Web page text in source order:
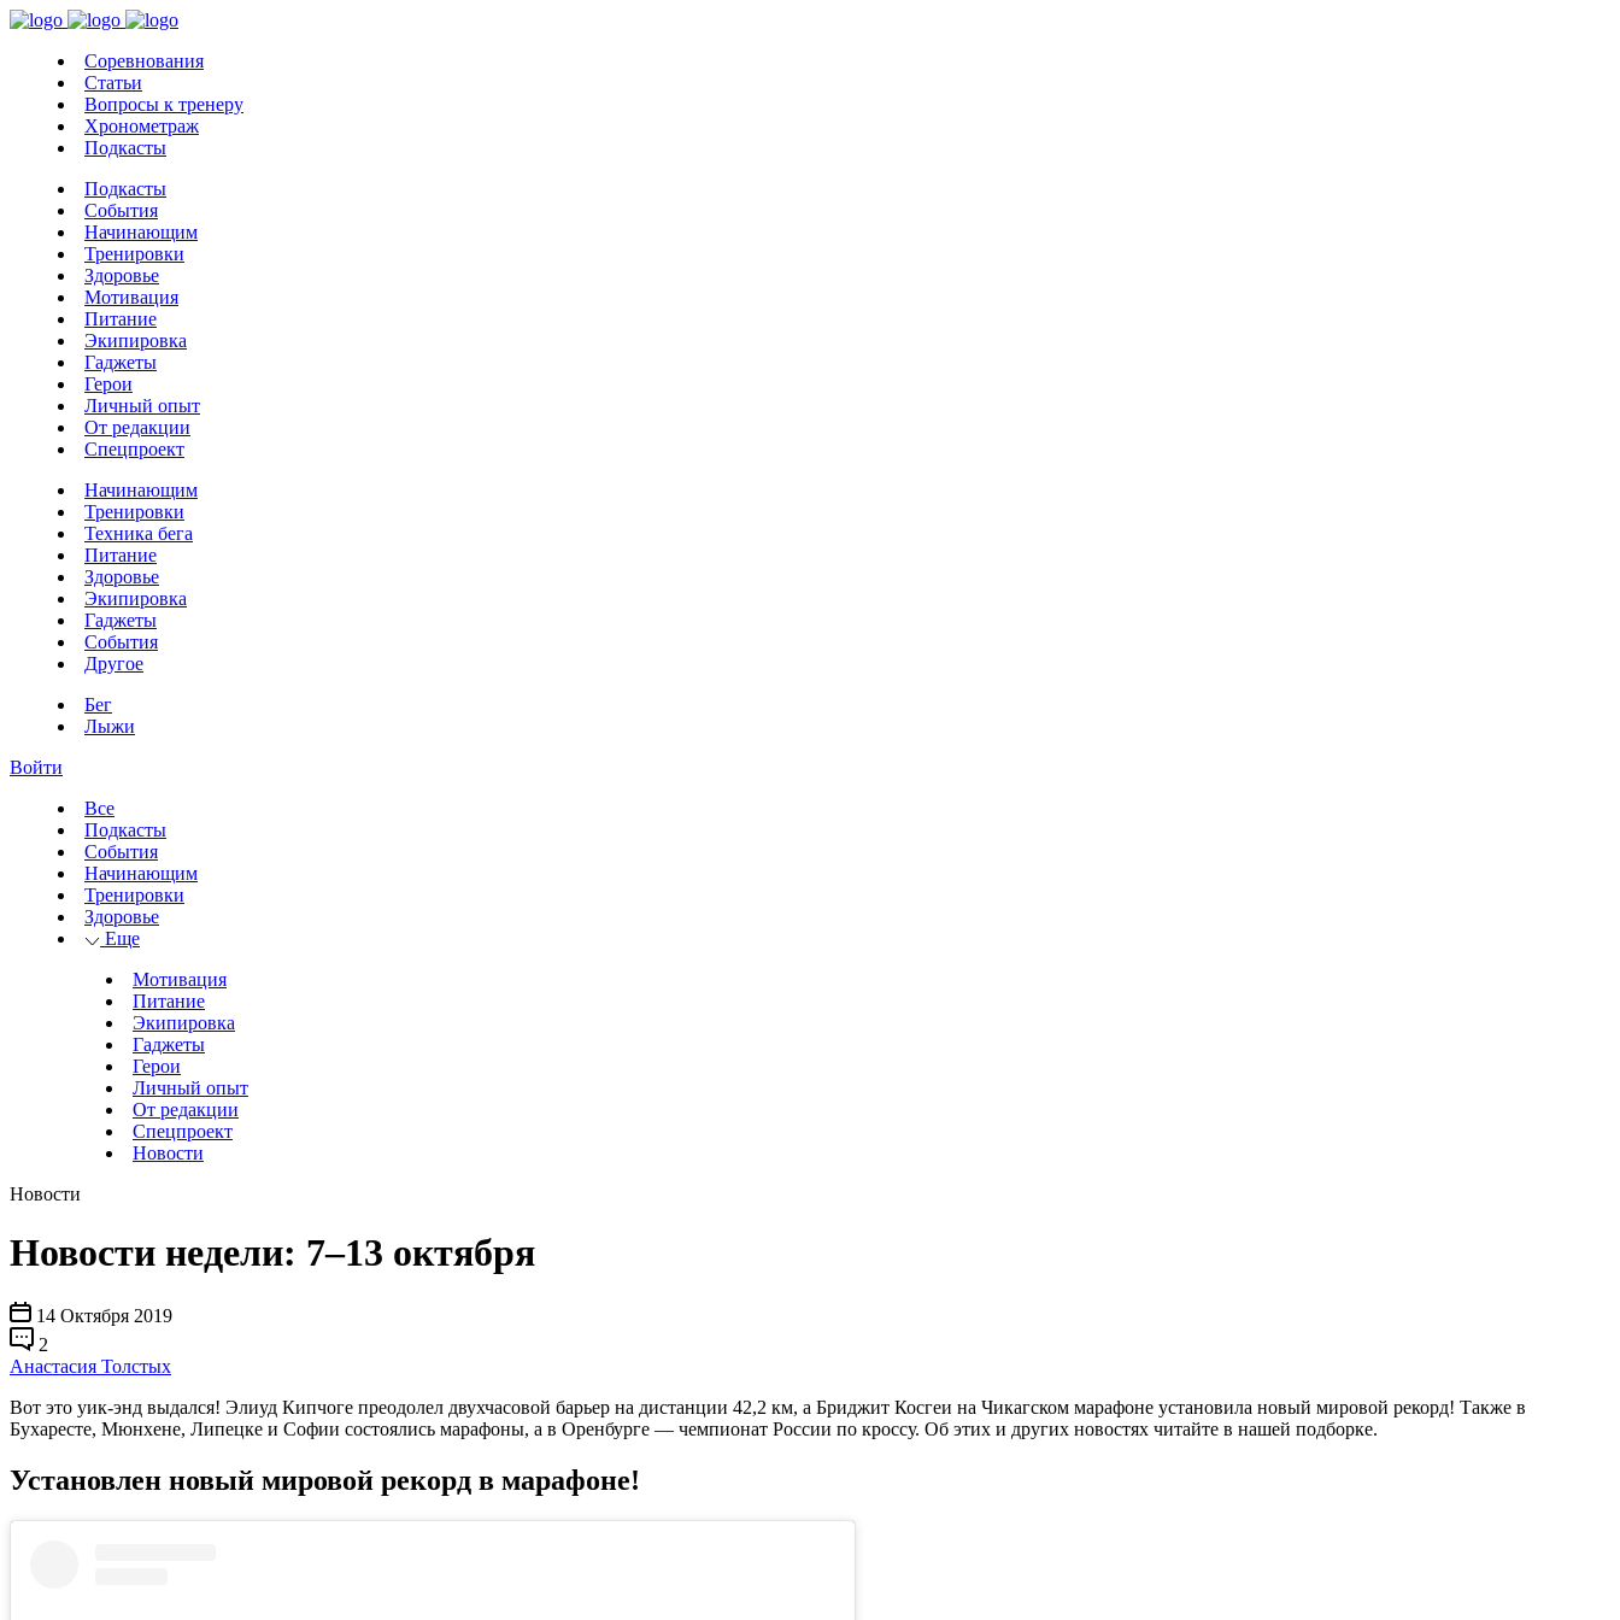
Соревнования
Статьи
Вопросы к тренеру
Хронометраж
Подкасты
Подкасты
События
Начинающим
Тренировки
Здоровье
Мотивация
Питание
Экипировка
Гаджеты
Герои
Личный опыт
От редакции
Спецпроект
Начинающим
Тренировки
Техника бега
Питание
Здоровье
Экипировка
Гаджеты
События
Другое
Бег
Лыжи
Войти
Все
Подкасты
События
Начинающим
Тренировки
Здоровье
Еще
Мотивация
Питание
Экипировка
Гаджеты
Герои
Личный опыт
От редакции
Спецпроект
Новости
Новости
Новости недели: 7–13 октября
14 Октября 2019
2
Анастасия Толстых
Вот это уик-энд выдался! Элиуд Кипчоге преодолел двухчасовой барьер на дистанции 42,2 км, а Бриджит Косгеи на Чикагском марафоне установила новый мировой рекорд! Также в
Бухаресте, Мюнхене, Липецке и Софии состоялись марафоны, а в Оренбурге — чемпионат России по кроссу. Об этих и других новостях читайте в нашей подборке.
Установлен новый мировой рекорд в марафоне!